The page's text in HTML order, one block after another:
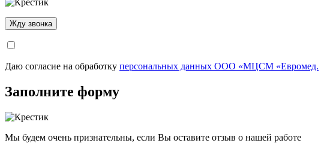
Даю согласие на обработку персональных данных ООО «МЦСМ «Евромед.
Заполните форму
Мы будем очень признательны, если Вы оставите отзыв о нашей работе